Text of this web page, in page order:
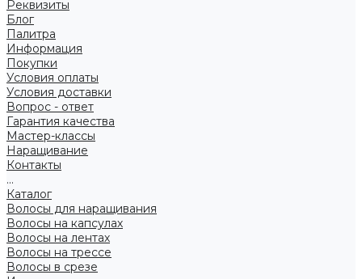
Реквизиты
Блог
Палитра
Информация
Покупки
Условия оплаты
Условия доставки
Вопрос - ответ
Гарантия качества
Мастер-классы
Наращивание
Контакты
...
Каталог
Волосы для наращивания
Волосы на капсулах
Волосы на лентах
Волосы на трессе
Волосы в срезе